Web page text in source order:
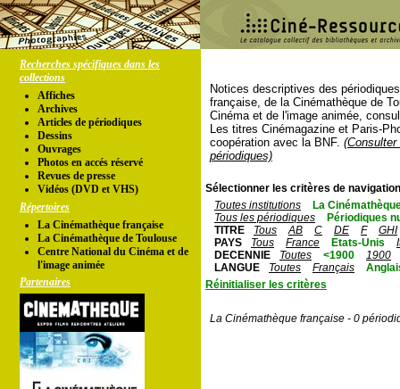
Recherches spécifiques dans les
collections
Affiches
Archives
Articles de périodiques
Dessins
Ouvrages
Photos en accés réservé
Revues de presse
Vidéos (DVD et VHS)
Répertoires
La Cinémathèque française
La Cinémathèque de Toulouse
Centre National du Cinéma et de
l'image animée
Partenaires
Notices descriptives des
française, de la Cinémathèque de
Cinéma et de l'image animée,
Les titres Cinémagazine et Paris-
coopération avec la BNF.
périodiques)
Sélectionner les critères de
Toutes institutions
La
Tous les périodiques
Périodiques
TITRE
Tous AB C DE F
GHI
PAYS
Tous France Etats-Unis
DECENNIE
Toutes <1900
1900
LANGUE
Toutes Français
Réinitialiser les critères
La Cinémathèque française - 0